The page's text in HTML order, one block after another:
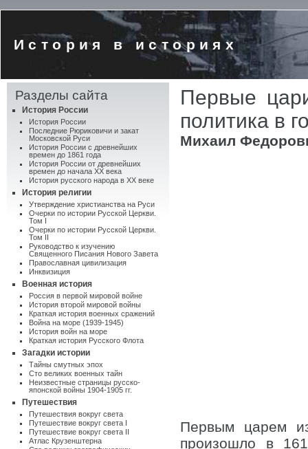
История в историях
Разделы сайта
История России
История России
Последние Рюриковичи и закат
Московской Руси
История России с древнейших
времен до 1861 года
История России от древнейших
времен до начала XX века
История русского народа в XX веке
История религии
Утверждение христианства на Руси
Очерки по истории Русской Церкви.
Том I
Очерки по истории Русской Церкви.
Том II
Руководство к изучению
Священного Писания Нового Завета
Православная цивилизация
Инквизиция
Военная история
Россия в первой мировой войне
История второй мировой войны
Краткая история военных сражений
Война на море (1939-1945)
История войн на море
Краткая история Русского Флота
Загадки истории
Тайны смутных эпох
Сто великих военных тайн
Неизвестные страницы русско-
японской войны 1904-1905 гг.
Путешествия
Путешествия вокруг света
Путешествие вокруг света I
Путешествие вокруг света II
Атлас Крузенштерна
Первые
политика в
Михаил
Первым царем
произошло в